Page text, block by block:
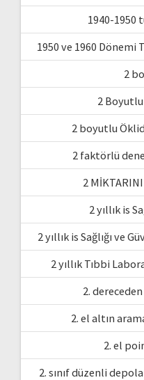
1940-1950
1950 ve 1960
2
2
2 boyutlu
2 faktörlü
2
2 yıllık is
2 yıllık is Sağlığı ve
2 yıllık Tıbbi
2.
2. el altın
2. el
2. sınıf düzenli